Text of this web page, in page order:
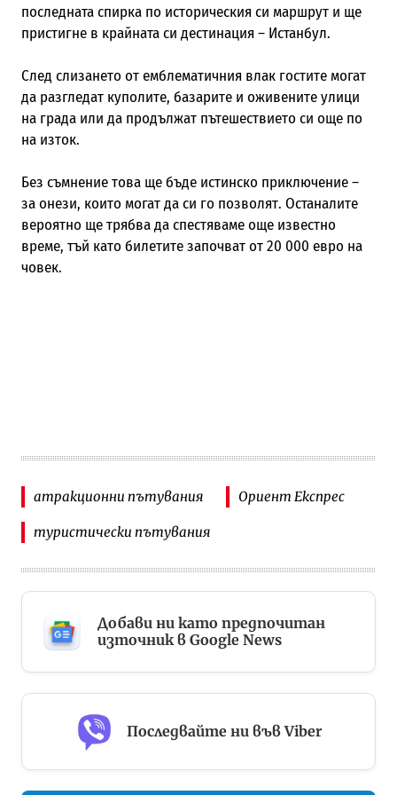
последната спирка по историческия си маршрут и ще
пристигне в крайната си дестинация – Истанбул.
След слизането от емблематичния влак гостите могат
да разгледат куполите, базарите и оживените улици
на града или да продължат пътешествието си още по
на изток.
Без съмнение това ще бъде истинско приключение –
за онези, които могат да си го позволят. Останалите
вероятно ще трябва да спестяваме още известно
време, тъй като билетите започват от 20 000 евро на
човек.
атракционни пътувания Ориент Експрес
туристически пътувания
Добави ни като предпочитан
източник в Google News
Последвайте ни във Viber